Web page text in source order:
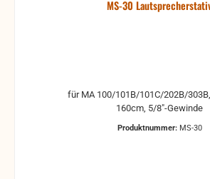
MS-30
für MA 100/101B/101C/202B/
160cm, 5/8"-Gewinde
Produktnummer: MS-30